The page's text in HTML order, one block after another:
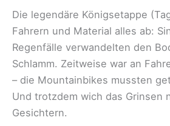
Die legendäre Königsetappe
Fahrern und Material alles ab:
Regenfälle verwandelten den
Schlamm. Zeitweise war an
– die Mountainbikes mussten
Und trotzdem wich das Grinsen
Gesichtern.